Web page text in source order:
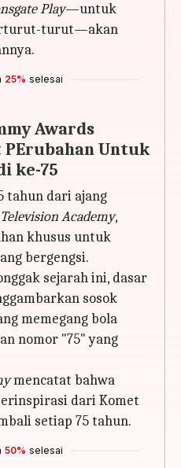
Play—untuk
turut—akan
25% selesai
Awards
Untuk
ke-75
tahun dari ajang
Television Academy,
khusus untuk
bergengsi.
sejarah ini, dasar
sosok
memegang bola
nomor "75" yang
mencatat bahwa
dari Komet
setiap 75 tahun.
50% selesai